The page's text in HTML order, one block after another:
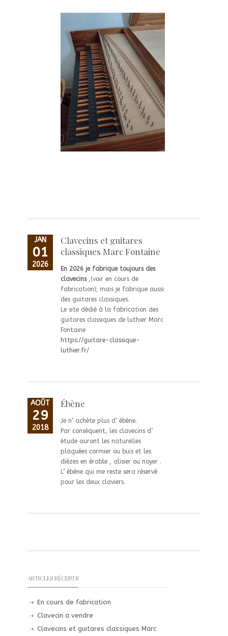
JAN
01
2026
Clavecins et guitares
classiques Marc Fontaine
En 2026 je fabrique toujours des
clavecins,(voir en cours de
fabrication); mais je fabrique aussi
des guitares classiques.
Le site dédié à la fabrication des
guitares classiques de luthier Marc
Fontaine
https://guitare-classique-
luthier.fr/
AOÛT
29
2018
Ébène
Je n’ achète plus d’ ébène.
Par conséquent, les clavecins d’
étude auront les naturelles
plaquées cormier ou buis et les
dièzes en érable , alisier ou noyer .
L’ ébène qui me reste sera réservé
pour les deux claviers.
ARTICLES RÉCENTS
En cours de fabrication
Clavecin a vendre
Clavecins et guitares classiques Marc